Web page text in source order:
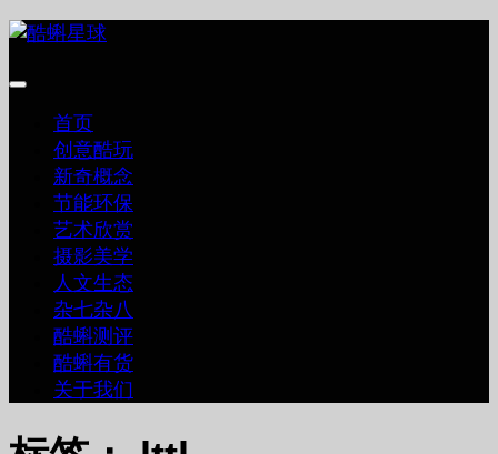
跳
内
首页
创意酷玩
新奇概念
节能环保
艺术欣赏
摄影美学
人文生态
杂七杂八
酷蝌测评
酷蝌有货
关于我们